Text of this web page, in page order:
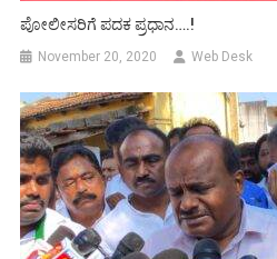
ಪೋಲೀಸರಿಗೆ ಪದಕ ಪ್ರಧಾನ….!
November 20, 2020 Web Desk